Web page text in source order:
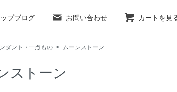
プブログ お問い合わせ カートを見
ダント・一点もの > ムーンストーン
ストーン